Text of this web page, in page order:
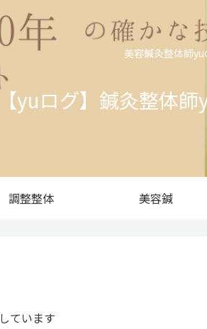
美容鍼灸整体師
【yuログ】鍼灸整体
調整整体 美容鍼
ています